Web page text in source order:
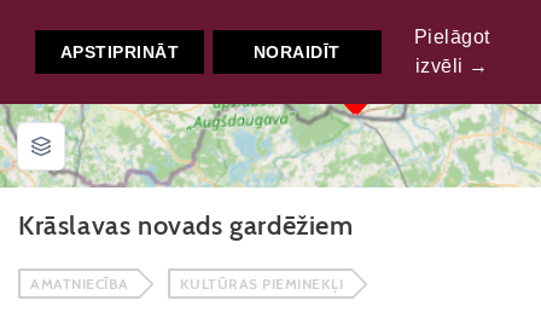
Krāslavas novads gardēžiem
AMATNIECĪBA KULTŪRAS PIEMINEKĻI
APSTIPRINĀT NORAIDĪT
Pielāgot
izvēli →